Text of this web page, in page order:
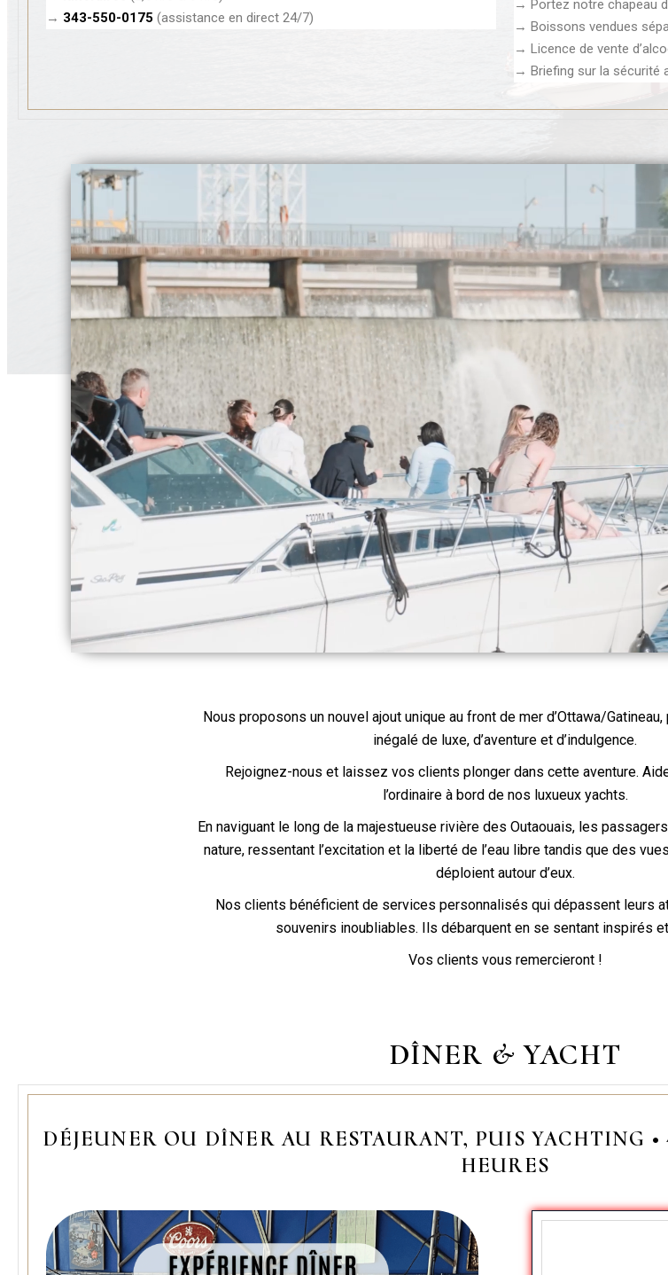
→ 343-550-0175 (assistance en direct 24/7)
→ Portez notre chapeau
→ Boissons vendues
→ Licence de vente
→ Briefing sur la sécurité
Nous proposons un nouvel ajout unique au front de mer d’Ottawa/
inégalé de luxe, d’aventure et d’indulgence.
Rejoignez-nous et laissez vos clients plonger dans cette aventure.
l’ordinaire à bord de nos luxueux yachts.
En naviguant le long de la majestueuse rivière des Outaouais, les
nature, ressentant l’excitation et la liberté de l’eau libre tandis que des
déploient autour d’eux.
Nos clients bénéficient de services personnalisés qui dépassent leurs
souvenirs inoubliables. Ils débarquent en se sentant inspirés
Vos clients vous remercieront !
DÎNER & YACHT
DÉJEUNER OU DÎNER AU RESTAURANT, PUIS YACHTING •
HEURES